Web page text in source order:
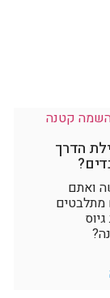
הדרך
ואתם
מתלבטים